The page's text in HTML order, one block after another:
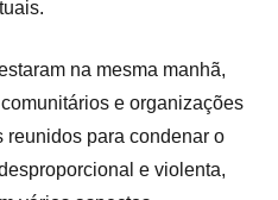
na mesma manhã,
e organizações
reunidos para condenar o
e violenta,